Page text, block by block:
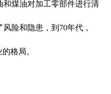
和煤油对加工零部件进行清
险和隐患，到70年代，
格局。